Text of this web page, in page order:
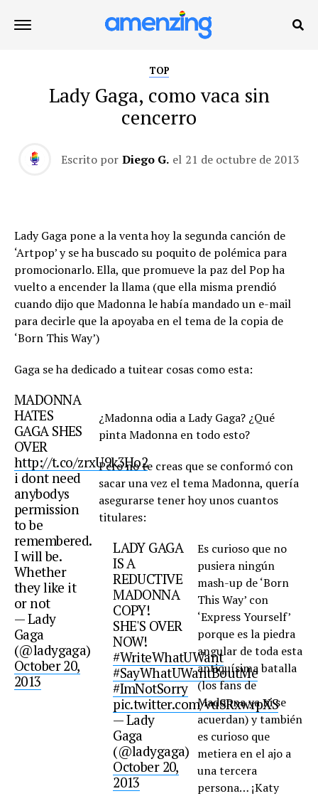
TOP
Lady Gaga, como vaca sin
cencerro
Escrito por Diego G. el 21 de octubre de 2013
Lady Gaga pone a la venta hoy la segunda canción de
‘Artpop’ y se ha buscado su poquito de polémica para
promocionarlo. Ella, que promueve la paz del Pop ha
vuelto a encender la llama (que ella misma prendió
cuando dijo que Madonna le había mandado un e-mail
para decirle que la apoyaba en el tema de la copia de
‘Born This Way’)
Gaga se ha dedicado a tuitear cosas como esta:
MADONNA
HATES
GAGA SHES
OVER
http://t.co/zrxU9k3Ho2
i dont need
anybodys
permission
to be
remembered.
I will be.
Whether
they like it
or not
— Lady
Gaga
(@ladygaga)
October 20,
2013
¿Madonna odia a Lady Gaga? ¿Qué
pinta Madonna en todo esto?
Pero no te creas que se conformó con
sacar una vez el tema Madonna, quería
asegurarse tener hoy unos cuantos
titulares:
LADY GAGA
IS A
REDUCTIVE
MADONNA
COPY!
SHE'S OVER
NOW!
#WriteWhatUWant
#SayWhatUWantBoutMe
#ImNotSorry
pic.twitter.com/vuSRxwrpXS
— Lady
Gaga
(@ladygaga)
October 20,
2013
Es curioso que no
pusiera ningún
mash-up de ‘Born
This Way’ con
‘Express Yourself’
porque es la piedra
angular de toda esta
antiquísima batalla
(los fans de
Madonna ya ni se
acuerdan) y también
es curioso que
metiera en el ajo a
una tercera
persona… ¡Katy